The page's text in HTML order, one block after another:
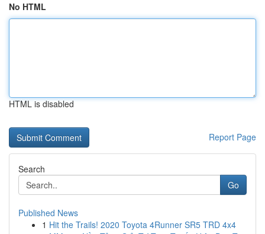
No HTML
HTML is disabled
Report Page
Search
Go
Published News
1 Hit the Trails! 2020 Toyota 4Runner SR5 TRD 4x4